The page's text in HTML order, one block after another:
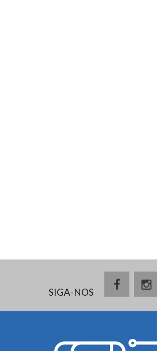
SIGA-NOS